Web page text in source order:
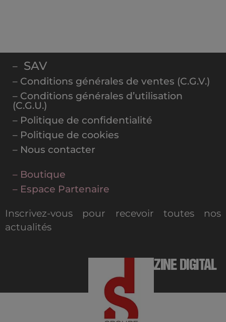
– SAV
– Conditions générales de ventes (C.G.V.)
– Conditions générales d’utilisation
(C.G.U.)
– Politique de confidentialité
– Politique de cookies
– Nous contacter
– Boutique
– Espace Partenaire
Inscrivez-vous pour recevoir toutes nos
actualités
MAGAZINE DIGITAL